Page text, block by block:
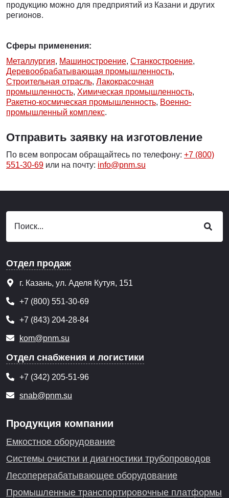
продукцию можно для предприятий из Казани и других
регионов.
Сферы применения:
Металлургия, Машиностроение, Станкостроение,
Деревообрабатывающая промышленность,
Строительная отрасль, Лакокрасочная
промышленность, Химическая промышленность,
Ракетно-космическая промышленность, Военно-
промышленный комплекс.
Отправить заявку на изготовление
По всем вопросам обращайтесь по телефону: +7 (800)
551-30-69 или на почту: info@pnm.su
Отдел продаж
г. Казань, ул. Аделя Кутуя, 151
+7 (800) 551-30-69
+7 (843) 204-28-84
kom@pnm.su
Отдел снабжения и логистики
+7 (342) 205-51-96
snab@pnm.su
Продукция компании
Емкостное оборудование
Системы очистки и диагностики трубопроводов
Лесоперерабатывающее оборудование
Промышленные транспортировочные платформы